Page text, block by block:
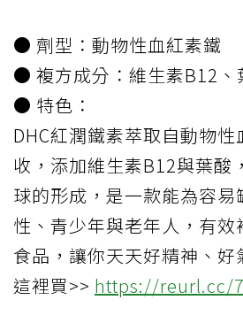
● 劑型：動物性血紅素鐵
● 複方成分：維生素B12、
● 特色：
DHC紅潤鐵素萃取自動物
收，添加維生素B12與葉酸
球的形成，是一款能為容易
性、青少年與老年人，有效
食品，讓你天天好精神、好
這裡買>> https://reurl.cc/